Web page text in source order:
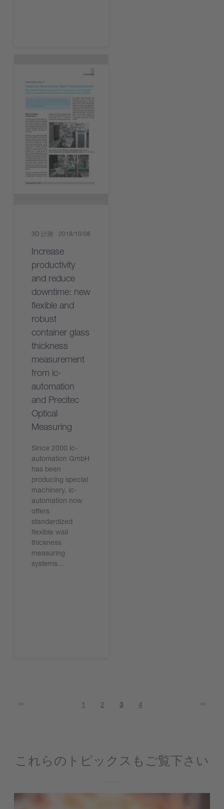
3D 計測 2018/10/08
Increase
productivity
and reduce
downtime: new
flexible and
robust
container glass
thickness
measurement
from ic-
automation
and Precitec
Optical
Measuring
Since 2000 ic-
automation GmbH
has been
producing special
machinery. ic-
automation now
offers
standardized
flexible wall
thickness
measuring
systems…
1 2 3 4
これらのトピックスもご覧下さい